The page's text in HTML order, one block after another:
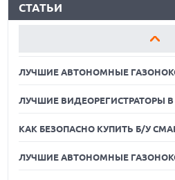
СТАТЬИ
КАК БЕЗОПАСНО КУПИТЬ Б/У
ЛУЧШИЕ АВТОНОМНЫЕ
ЛУЧШИЕ ВИДЕОРЕГИСТРАТОРЫ В
КАК БЕЗОПАСНО КУПИТЬ Б/У
ЛУЧШИЕ АВТОНОМНЫЕ